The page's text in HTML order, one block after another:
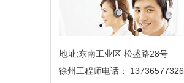
地址;东南工业区 松盛路28号
徐州工程师电话： 13736577326